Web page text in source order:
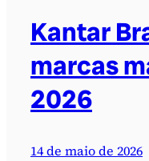
Kantar
marcas
2026
14 de maio de 2026